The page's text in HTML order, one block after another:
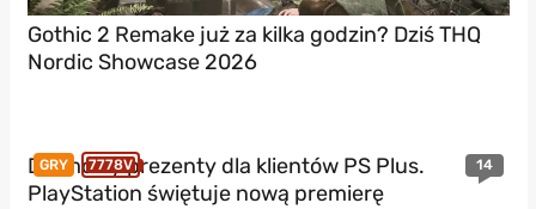
Gothic 2 Remake już za kilka godzin? Dziś THQ
Nordic Showcase 2026
GRY 7778V 14
Darmowy prezenty dla klientów PS Plus.
PlayStation świętuje nową premierę